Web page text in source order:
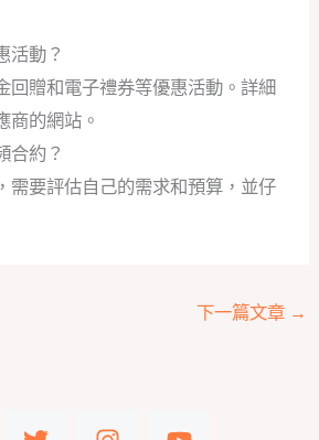
活動？
回贈和電子禮券等優惠活動。詳細
商的網站。
合約？
需要評估自己的需求和預算，並仔
下一篇文章 →